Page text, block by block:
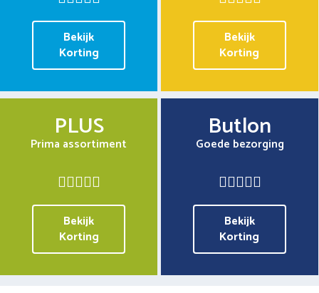
Bekijk
Korting
Bekijk
Korting
PLUS
Prima assortiment
Bekijk
Korting
Butlon
Goede bezorging
Bekijk
Korting